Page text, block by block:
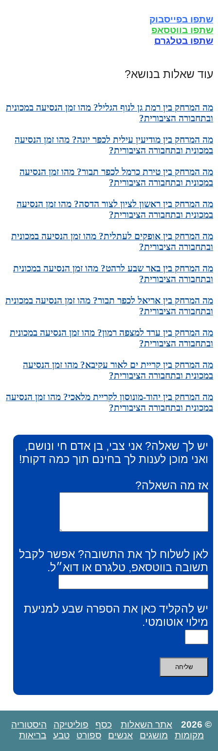
שתפו בפייסבוק
שתפו בווטסאפ
שתפו בטלגרם
עוד שאלות בנושא?
מה המרחק בין רמת גן לנוף הגליל? מהו זמן הנסיעה במכונית
ובתחבורה הציבורית?
מה המרחק בין מודיעין עילית לכפר יונה? מהו זמן הנסיעה
במכונית ובתחבורה הציבורית?
מה המרחק בין טירת כרמל לכפר תבור? מהו זמן הנסיעה
במכונית ובתחבורה הציבורית?
מה המרחק בין ראשון לציון לצור הדסה? מהו זמן הנסיעה
במכונית ובתחבורה הציבורית?
מה המרחק בין אופקים לעתלית? מהו זמן הנסיעה במכונית
ובתחבורה הציבורית?
מה המרחק בין באר שבע לרהט? מהו זמן הנסיעה במכונית
ובתחבורה הציבורית?
מה המרחק בין אריאל לכפר תבור? מהו זמן הנסיעה במכונית
ובתחבורה הציבורית?
מה המרחק בין ערד למצפה רמון? מהו זמן הנסיעה במכונית
ובתחבורה הציבורית?
מה המרחק בין קריית ים לאור עקיבא? מהו זמן הנסיעה
במכונית ובתחבורה הציבורית?
מה המרחק בין יהוד-מונוסון לקריית מלאכי? מהו זמן הנסיעה
במכונית ובתחבורה הציבורית?
יש לך שאלה? אני צבי, בן אדם חי ונושם,
ואני מוכן לענות לך בחינם תוך כמה דקות!
אז מה השאלה?
לאן לשלוח לך את התשובה? אפשר לקבל
תשובה בווטסאפ, טלגרם או דוא״ל.
יש להקליד כאן את הספרה שבע למניעת
מילוי אוטומטי.
© 2026 אתר השאלות כסף פוליטיקה
היסטוריה
מקומות
מושגים אנשים ספורט טבע בריאות